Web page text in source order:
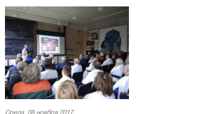
Среда, 08 ноября 2017